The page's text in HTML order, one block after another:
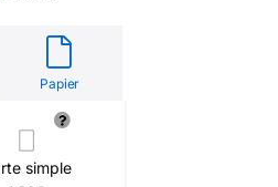
Papier
simple